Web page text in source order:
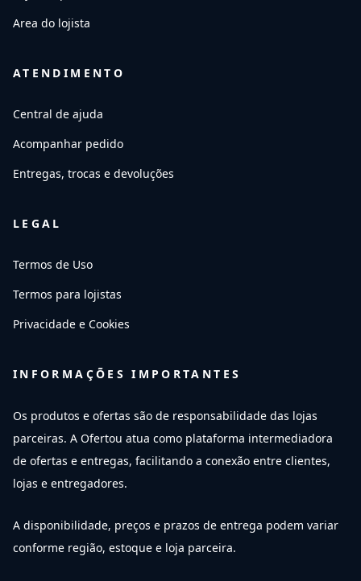
Area do lojista
ATENDIMENTO
Central de ajuda
Acompanhar pedido
Entregas, trocas e devoluções
LEGAL
Termos de Uso
Termos para lojistas
Privacidade e Cookies
INFORMAÇÕES IMPORTANTES
Os produtos e ofertas são de responsabilidade das lojas
parceiras. A Ofertou atua como plataforma intermediadora
de ofertas e entregas, facilitando a conexão entre clientes,
lojas e entregadores.
A disponibilidade, preços e prazos de entrega podem variar
conforme região, estoque e loja parceira.